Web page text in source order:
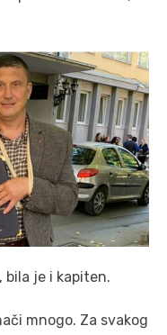
bila je i kapiten.
mnogo. Za svakog